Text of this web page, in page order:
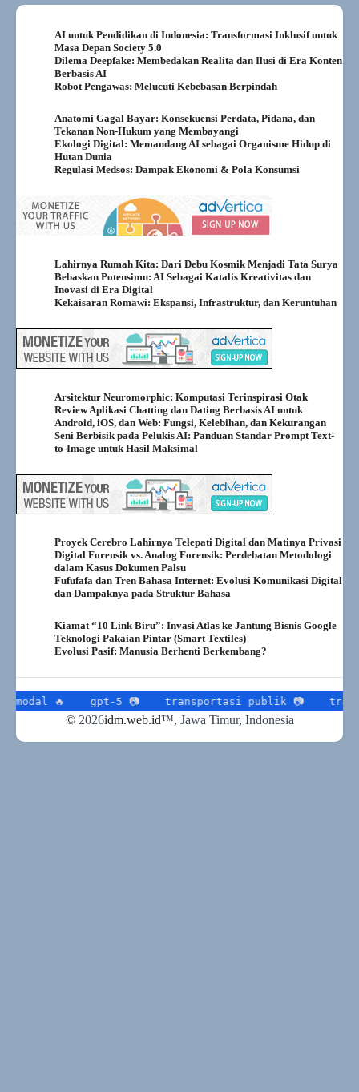
AI untuk Pendidikan di Indonesia: Transformasi Inklusif untuk
Masa Depan Society 5.0
Dilema Deepfake: Membedakan Realita dan Ilusi di Era Konten
Berbasis AI
Robot Pengawas: Melucuti Kebebasan Berpindah
Anatomi Gagal Bayar: Konsekuensi Perdata, Pidana, dan
Tekanan Non-Hukum yang Membayangi
Ekologi Digital: Memandang AI sebagai Organisme Hidup di
Hutan Dunia
Regulasi Medsos: Dampak Ekonomi & Pola Konsumsi
Lahirnya Rumah Kita: Dari Debu Kosmik Menjadi Tata Surya
Bebaskan Potensimu: AI Sebagai Katalis Kreativitas dan
Inovasi di Era Digital
Kekaisaran Romawi: Ekspansi, Infrastruktur, dan Keruntuhan
Arsitektur Neuromorphic: Komputasi Terinspirasi Otak
Review Aplikasi Chatting dan Dating Berbasis AI untuk
Android, iOS, dan Web: Fungsi, Kelebihan, dan Kekurangan
Seni Berbisik pada Pelukis AI: Panduan Standar Prompt Text-
to-Image untuk Hasil Maksimal
Proyek Cerebro Lahirnya Telepati Digital dan Matinya Privasi
Digital Forensik vs. Analog Forensik: Perdebatan Metodologi
dalam Kasus Dokumen Palsu
Fufufafa dan Tren Bahasa Internet: Evolusi Komunikasi Digital
dan Dampaknya pada Struktur Bahasa
Kiamat “10 Link Biru”: Invasi Atlas ke Jantung Bisnis Google
Teknologi Pakaian Pintar (Smart Textiles)
Evolusi Pasif: Manusia Berhenti Berkembang?
gpt-5 📷 transportasi publik 📷 transportasi
©2026idm.web.id™, Jawa Timur, Indonesia